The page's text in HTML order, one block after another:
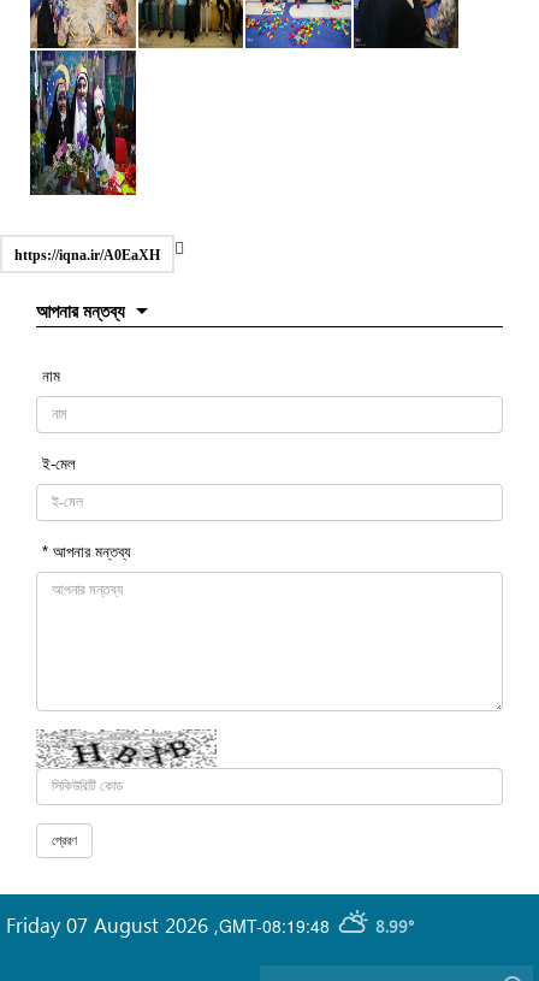
https://iqna.ir/A0EaXH
আপনার মন্তব্য
নাম
ই-মেল
* আপনার মন্তব্য
GMT-08:19:48 8.99°
Friday 07 August 2026 ,